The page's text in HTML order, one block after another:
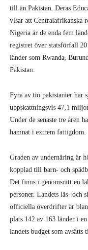
till än Pakistan. Deras
visar att Centralafrikanska
Nigeria är de enda fem
registret över statsförfall
länder som Rwanda,
Pakistan.
Fyra av tio pakistanier har
uppskattningsvis 47,1
Under de senaste tre åren
hamnat i extrem fattigdom.
Graden av undernäring är
kopplad till barn- och
Det finns i genomsnitt en
personer. Landets läs- och
officiella överdrifter är
plats 142 av 163 länder i
landets budget som avsätts